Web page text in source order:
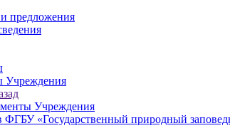
предложения
Учреждения
Учреждения
ФГБУ «Государственный природный